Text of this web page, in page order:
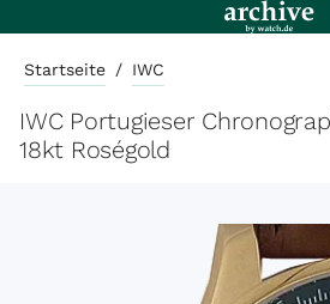
Startseite / IWC
IWC Portugieser
18kt Roségold